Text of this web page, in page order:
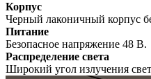
Корпус
Черный лаконичный корпус
Питание
Безопасное напряжение 48 В.
Распределение света
Широкий угол излучения